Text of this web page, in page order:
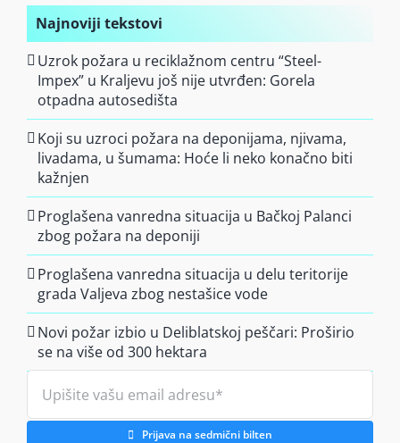
Najnoviji tekstovi
Uzrok požara u reciklažnom centru “Steel-
Impex” u Kraljevu još nije utvrđen: Gorela
otpadna autosedišta
Koji su uzroci požara na deponijama, njivama,
livadama, u šumama: Hoće li neko konačno biti
kažnjen
Proglašena vanredna situacija u Bačkoj Palanci
zbog požara na deponiji
Proglašena vanredna situacija u delu teritorije
grada Valjeva zbog nestašice vode
Novi požar izbio u Deliblatskoj peščari: Proširio
se na više od 300 hektara
Prijava na sedmični bilten